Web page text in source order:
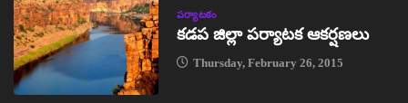
పర్యాటకం
కడప జిల్లా పర్యాటక ఆకర్షణలు
Thursday, February 26, 2015